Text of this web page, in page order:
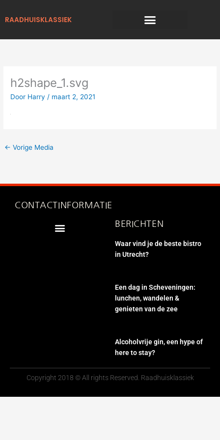
naarRAADHUISKLASSIEK
h2shape_1.svg
Door Harry / maart 2, 2021
← Vorige Media
CONTACTINFORMATIE
BERICHTEN
Waar vind je de beste bistro
in Utrecht?
Een dag in Scheveningen:
lunchen, wandelen &
genieten van de zee
Alcoholvrije gin, een hype of
here to stay?
Copyright 2018 © All rights Reserved. Raadhuisklassiek